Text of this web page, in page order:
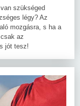
szükséged
légy? Az
mozgásra, s ha a
az
jót tesz!